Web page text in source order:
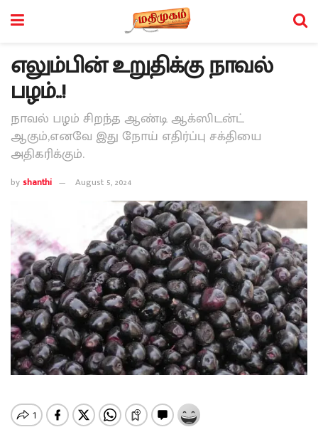
எலும்பின் உறுதிக்கு நாவல்
பழம்..!
நாவல் பழம் சிறந்த ஆண்டி ஆக்ஸிடன்ட்
ஆகும்,எனவே இது நோய் எதிர்ப்பு சக்தியை
அதிகரிக்கும்.
byshanthi August 5, 2024